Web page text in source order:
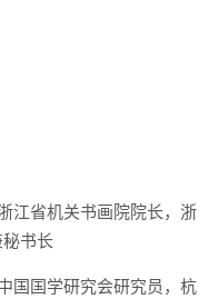
江省机关书画院院长，浙
书长
国国学研究会研究员，杭